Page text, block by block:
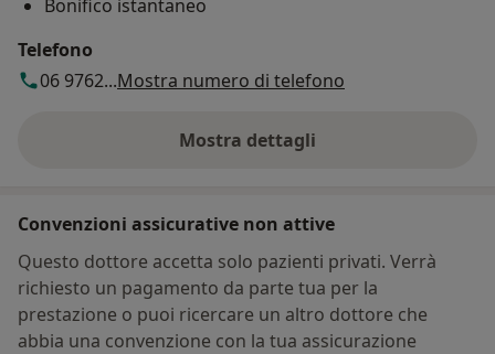
Bonifico istantaneo
Telefono
06 9762...Mostra numero di telefono
Mostra dettagli
sull'indirizzo
Convenzioni assicurative non attive
Questo dottore accetta solo pazienti privati. Verrà
richiesto un pagamento da parte tua per la
prestazione o puoi ricercare un altro dottore che
abbia una convenzione con la tua assicurazione